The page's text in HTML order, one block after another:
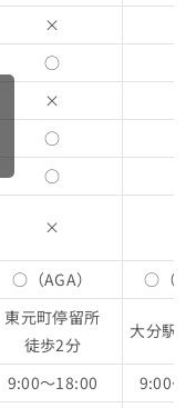
×
○
×
○
○
×
○（AGA） ○（
東元町停留所
徒歩2分
大分駅
9:00～18:00 9:00～